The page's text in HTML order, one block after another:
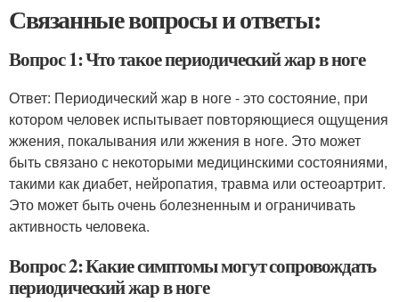
Связанные вопросы и ответы:
Вопрос 1: Что такое периодический жар в ноге
Ответ: Периодический жар в ноге - это состояние, при
котором человек испытывает повторяющиеся ощущения
жжения, покалывания или жжения в ноге. Это может
быть связано с некоторыми медицинскими состояниями,
такими как диабет, нейропатия, травма или остеоартрит.
Это может быть очень болезненным и ограничивать
активность человека.
Вопрос 2: Какие симптомы могут сопровождать
периодический жар в ноге